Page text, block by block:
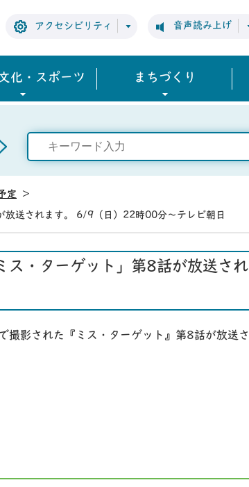
アクセシビリティ 音声読み上げ
化・スポーツ まちづくり
定 >
放送されます。 6/9（日）22時00分～テレビ朝日
ス・ターゲット」第8話が放送
撮影された『ミス・ターゲット』第8話が放送